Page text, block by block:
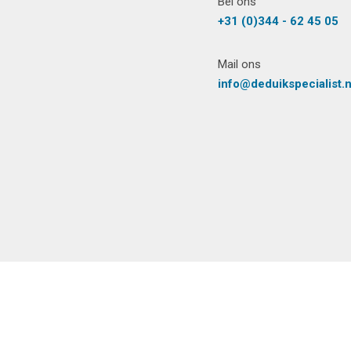
+31 (0)344 - 62 45 05
Mail ons